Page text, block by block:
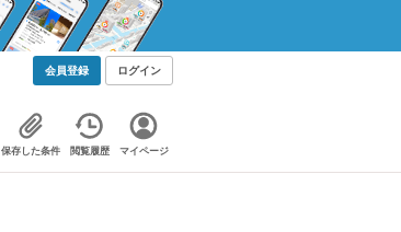
会員登録 ログイン
保存した条件 閲覧履歴 マイページ